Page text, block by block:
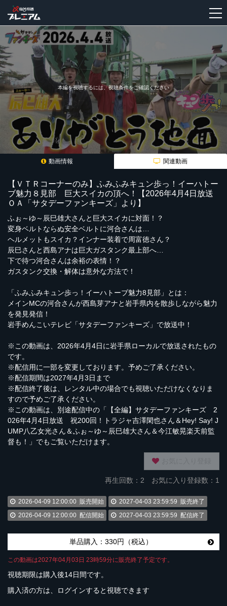
新
規
登
録
本編を視聴するには、視聴条件をご確認ください
動画情報 関連動画
【ＶＴＲコーナーのみ】ふみふみキュン歩っ！イーハトー
ブ魅力８見部 巨大スイカの頂へ！【2026年4月4日放送
ＯＡ「サタデーファンキーズ」より】
ふぉ～ゆ～辰巳雄大さんと巨大スイカに対面！？
変身ベルトならぬ安全ベルトに河合さんは…
ヘルメットもスイカ？インナー装着で周富徳さん？
辰巳さんと西島アナは巨大ガスタンク最上部へ…
下で待つ河合さんは余裕の表情！？
ガスタンク交換・解体は意外な方法で！
「ふみふみキュン歩っ！イーハトーブ魅力8見部」とは：
メインMCの河合さんが西島芽アナと岩手県内を散歩しながら魅力
を発見発信！
岩手めんこいテレビ「サタデーファンキーズ」で放送中！
※この動画は、2026年4月4日に岩手県ローカルで放送されたもの
です。
※配信用に一部を変更しております。予めご了承ください。
※配信期間は2027年4月3日まで
※配信終了後は、レンタル中の場合でも視聴いただけなくなりま
すので予めご了承ください。
※この動画は、別途配信中の「【全編】サタデーファンキーズ 2
026年4月4日放送 祝200回！トラジャ吉澤閑也さん＆Hey! Say! J
UMP八乙女光さん＆ふぉ～ゆ～辰巳雄大さん＆今江敏晃楽天前監
督も！」でもご覧いただけます。
再生回数： 2 お気に入り登録数：1
2026-04-09 12:00:00 販売開始 2027-04-03 23:59:59 販売終了
2026-04-09 12:00:00 配信開始 2027-04-03 23:59:59 配信終了
単品購入：330円（税込）
この動画は2027年04月03日 23時59分に販売終了予定です。
視聴期限は購入後14日間です。
購入済の方は、ログインすると視聴できます